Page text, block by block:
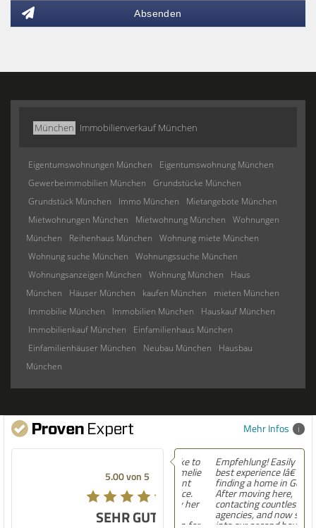
Absenden
München Immobilienverkauf München
Eigentumswohnungen München
Eigentumswohnung München
Gewerbeimmobilien München
Grundstücke München
Grundstück München
Immo München
Mietangebote München
Mietwohnungen München
Mietwohnung München
Wohnungen
München
Reihenhaus München
Wohnung miete München
Wohnung suche München
Wohnungssuche München
Wohnungsanzeigen München
Wohnung München
Haus
München
Häuser München kaufen München
mieten München
Immobilie München
Immobilien München
Hauskauf München
Immobilienkauf München
Einfamilienhaus München
Einfamilienhäuser München
Neubau München
Hausbau
München
Mehr Infos
5.00 von 5
SEHR GUT
Empfehlung! Easily the
best experience Iâ€™ve had
finding a home in Germany.
After moving here,
contacting countless
agencies, and now settling
into our second house, I